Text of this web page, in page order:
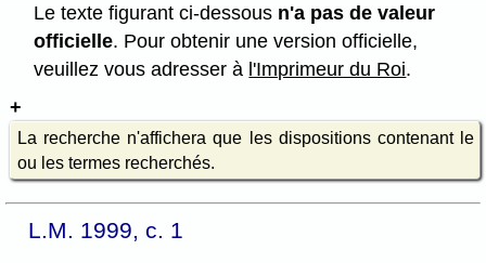
Le texte figurant ci-dessous n'a pas de valeur
officielle. Pour obtenir une version officielle,
veuillez vous adresser à l'Imprimeur du Roi.
La recherche n'affichera que les dispositions contenant le
ou les termes recherchés.
L.M. 1999, c. 1